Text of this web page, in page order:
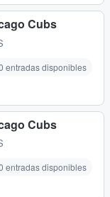
Cubs
entradas disponibles
Cubs
entradas disponibles